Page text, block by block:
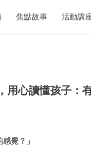
焦點故事 活動講
用心讀懂孩子：
覺？」